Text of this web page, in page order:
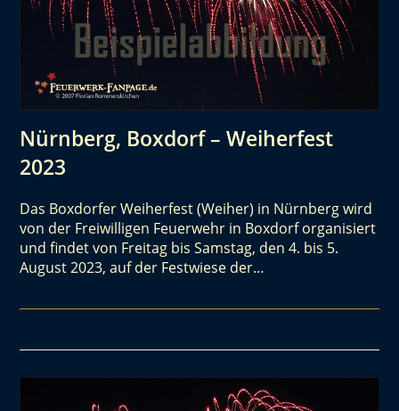
Nürnberg, Boxdorf – Weiherfest
2023
Das Boxdorfer Weiherfest (Weiher) in Nürnberg wird
von der Freiwilligen Feuerwehr in Boxdorf organisiert
und findet von Freitag bis Samstag, den 4. bis 5.
August 2023, auf der Festwiese der…